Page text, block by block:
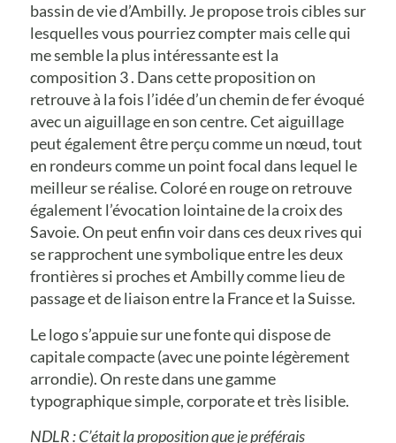
bassin de vie d’Ambilly. Je propose trois cibles sur
lesquelles vous pourriez compter mais celle qui
me semble la plus intéressante est la
composition 3 . Dans cette proposition on
retrouve à la fois l’idée d’un chemin de fer évoqué
avec un aiguillage en son centre. Cet aiguillage
peut également être perçu comme un nœud, tout
en rondeurs comme un point focal dans lequel le
meilleur se réalise. Coloré en rouge on retrouve
également l’évocation lointaine de la croix des
Savoie. On peut enfin voir dans ces deux rives qui
se rapprochent une symbolique entre les deux
frontières si proches et Ambilly comme lieu de
passage et de liaison entre la France et la Suisse.
Le logo s’appuie sur une fonte qui dispose de
capitale compacte (avec une pointe légèrement
arrondie). On reste dans une gamme
typographique simple, corporate et très lisible.
NDLR : C’était la proposition que je préférais